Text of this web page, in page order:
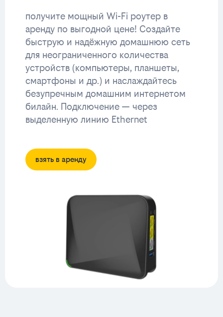
получите мощный Wi-Fi роутер в
аренду по выгодной цене! Создайте
быструю и надёжную домашнюю сеть
для неограниченного количества
устройств (компьютеры, планшеты,
смартфоны и др.) и наслаждайтесь
безупречным домашним интернетом
билайн. Подключение — через
выделенную линию Ethernet
взять в аренду